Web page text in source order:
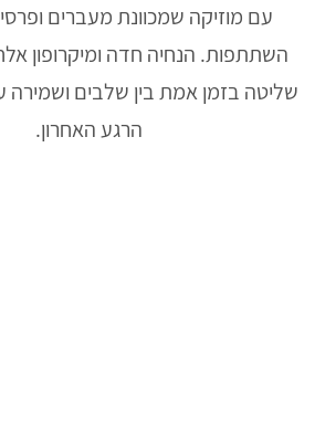
עם מוזיקה שמכוונת מעברים
השתתפות. הנחיה חדה ומיקרופון
שליטה בזמן אמת בין שלבים ושמירה
הרגע האחרון.